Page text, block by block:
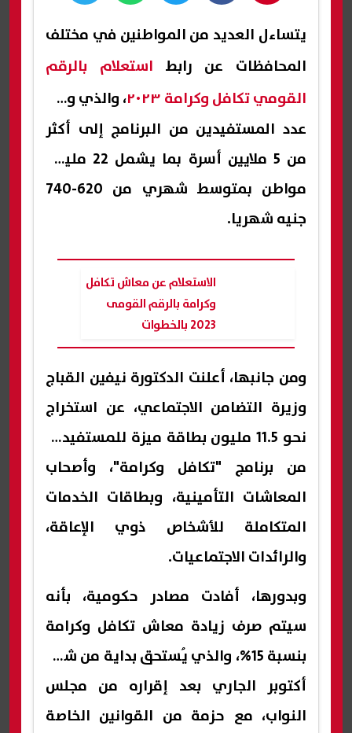
يتساءل العديد من المواطنين في مختلف
المحافظات عن رابط استعلام بالرقم
القومي تكافل وكرامة ٢٠٢٣
، والذي وصل
عدد المستفيدين من البرنامج إلى أكثر
من 5 ملايين أسرة بما يشمل 22 مليون
مواطن بمتوسط شهري من 620-740
جنيه شهريا.
الاستعلام عن معاش تكافل
وكرامة بالرقم القومى
2023 بالخطوات
ومن جانبها، أعلنت الدكتورة نيفين القباج
وزيرة التضامن الاجتماعي، عن استخراج
نحو 11.5 مليون بطاقة ميزة للمستفيدين
من برنامج "تكافل وكرامة"، وأصحاب
المعاشات التأمينية، وبطاقات الخدمات
المتكاملة للأشخاص ذوي الإعاقة،
والرائدات الاجتماعيات.
وبدورها، أفادت مصادر حكومية، بأنه
سيتم صرف زيادة معاش تكافل وكرامة
بنسبة 15%، والذي يُستحق بداية من شهر
أكتوبر الجاري بعد إقراره من مجلس
النواب، مع حزمة من القوانين الخاصة